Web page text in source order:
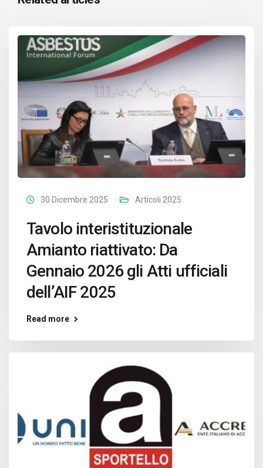
30 Dicembre 2025 Articoli 2025
Tavolo interistituzionale
Amianto riattivato: Da
Gennaio 2026 gli Atti ufficiali
dell’AIF 2025
Read more